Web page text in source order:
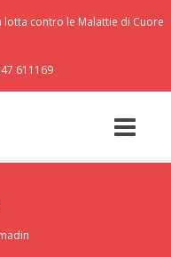
lotta contro le Malattie di Cuore
611169